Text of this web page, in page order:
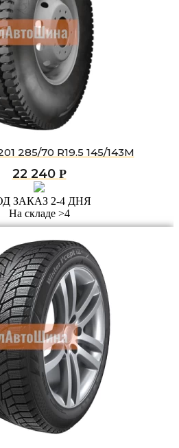
285/70 R19.5 145/143M
22 240 Р
ЗАКАЗ 2-4 ДНЯ
На складе >4